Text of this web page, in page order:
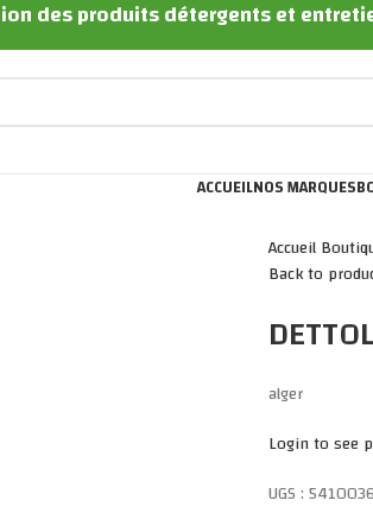
des produits détergents et
ACCUEILNOS MARQUES
Accueil
Back to
alger
Login to see
UGS :